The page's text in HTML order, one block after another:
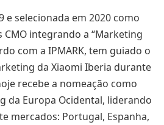
e selecionada em 2020 como
CMO integrando a “Marketing
com a IPMARK, tem guiado o
da Xiaomi Iberia durante
recebe a nomeação como
da Europa Ocidental, liderando
mercados: Portugal, Espanha,